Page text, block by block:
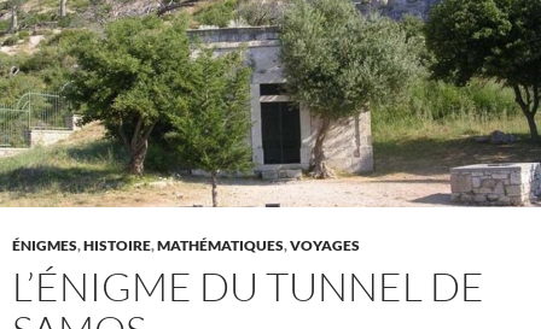
ÉNIGMES,HISTOIRE,MATHÉMATIQUES,VOYAGES
L’ÉNIGME DU TUNNEL DE